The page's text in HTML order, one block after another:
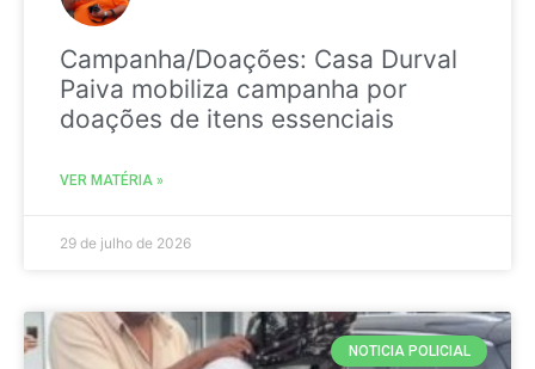
Campanha/Doações: Casa Durval
Paiva mobiliza campanha por
doações de itens essenciais
VER MATÉRIA »
29 de julho de 2026
NOTICIA POLICIAL